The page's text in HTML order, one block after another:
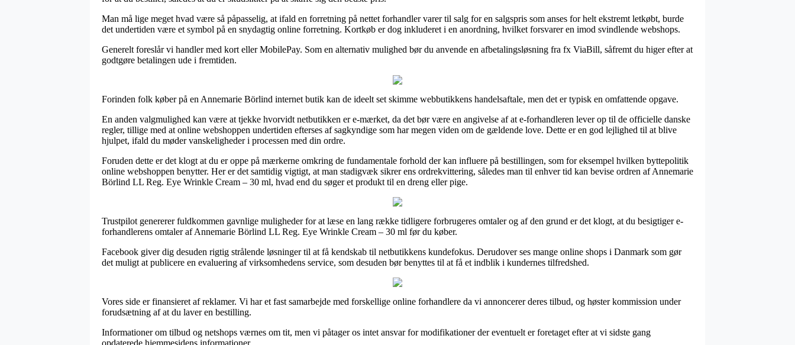
Man må lige meget hvad være så påpasselig, at ifald en forretning på nettet forhandler varer til salg for en salgspris som anses for helt ekstremt letkøbt, burde
det undertiden være et symbol på en snydagtig online forretning. Kortkøb er dog inkluderet i en anordning, hvilket forsvarer en imod svindlende webshops.
Generelt foreslår vi handler med kort eller MobilePay. Som en alternativ mulighed bør du anvende en afbetalingsløsning fra fx ViaBill, såfremt du higer efter at
godtgøre betalingen ude i fremtiden.
Forinden folk køber på en Annemarie Börlind internet butik kan de ideelt set skimme webbutikkens handelsaftale, men det er typisk en omfattende opgave.
En anden valgmulighed kan være at tjekke hvorvidt netbutikken er e-mærket, da det bør være en angivelse af at e-forhandleren lever op til de officielle danske
regler, tillige med at online webshoppen undertiden efterses af sagkyndige som har megen viden om de gældende love. Dette er en god lejlighed til at blive
hjulpet, ifald du møder vanskeligheder i processen med din ordre.
Foruden dette er det klogt at du er oppe på mærkerne omkring de fundamentale forhold der kan influere på bestillingen, som for eksempel hvilken byttepolitik
online webshoppen benytter. Her er det samtidig vigtigt, at man stadigvæk sikrer ens ordrekvittering, således man til enhver tid kan bevise ordren af Annemarie
Börlind LL Reg. Eye Wrinkle Cream – 30 ml, hvad end du søger et produkt til en dreng eller pige.
Trustpilot genererer fuldkommen gavnlige muligheder for at læse en lang række tidligere forbrugeres omtaler og af den grund er det klogt, at du besigtiger e-
forhandlerens omtaler af Annemarie Börlind LL Reg. Eye Wrinkle Cream – 30 ml før du køber.
Facebook giver dig desuden rigtig strålende løsninger til at få kendskab til netbutikkens kundefokus. Derudover ses mange online shops i Danmark som gør
det muligt at publicere en evaluering af virksomhedens service, som desuden bør benyttes til at få et indblik i kundernes tilfredshed.
Vores side er finansieret af reklamer. Vi har et fast samarbejde med forskellige online forhandlere da vi annoncerer deres tilbud, og høster kommission under
forudsætning af at du laver en bestilling.
Informationer om tilbud og netshops værnes om tit, men vi påtager os intet ansvar for modifikationer der eventuelt er foretaget efter at vi sidste gang
opdaterede hjemmesidens informationer.